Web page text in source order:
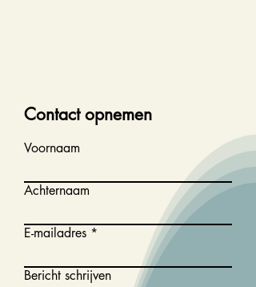
Contact opnemen
Voornaam
Achternaam
E-mailadres
Bericht schrijven